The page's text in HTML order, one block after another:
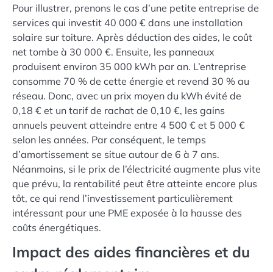
Pour illustrer, prenons le cas d’une petite entreprise de
services qui investit 40 000 € dans une installation
solaire sur toiture. Après déduction des aides, le coût
net tombe à 30 000 €. Ensuite, les panneaux
produisent environ 35 000 kWh par an. L’entreprise
consomme 70 % de cette énergie et revend 30 % au
réseau. Donc, avec un prix moyen du kWh évité de
0,18 € et un tarif de rachat de 0,10 €, les gains
annuels peuvent atteindre entre 4 500 € et 5 000 €
selon les années. Par conséquent, le temps
d’amortissement se situe autour de 6 à 7 ans.
Néanmoins, si le prix de l’électricité augmente plus vite
que prévu, la rentabilité peut être atteinte encore plus
tôt, ce qui rend l’investissement particulièrement
intéressant pour une PME exposée à la hausse des
coûts énergétiques.
Impact des aides financières et du